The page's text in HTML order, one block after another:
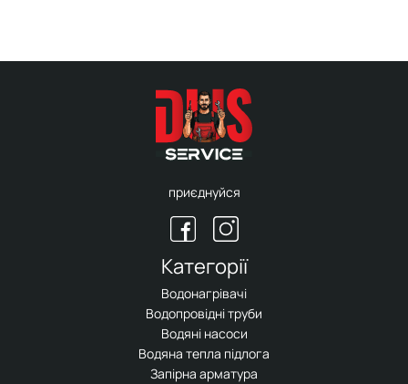
приєднуйся
Категорії
Водонагрівачі
Водопровідні труби
Водяні насоси
Водяна тепла підлога
Запірна арматура